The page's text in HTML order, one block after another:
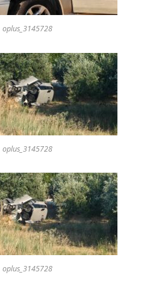
oplus_3145728
oplus_3145728
oplus_3145728